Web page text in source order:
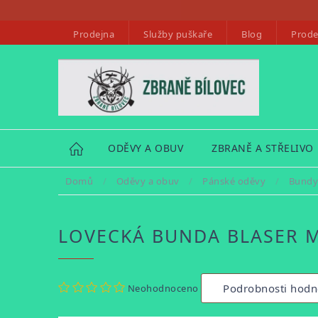
Prodejna Služby puškaře Blog
HOME ODĚVY A OBUV ZBRANĚ A STŘELIVO
Domů / Oděvy a obuv / Pánské oděvy /
LOVECKÁ BUNDA BLASER
hodnocení
Neohodnoceno Podrobnosti